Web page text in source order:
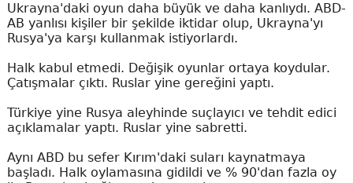
Ukrayna'daki oyun daha büyük ve daha kanlıydı. ABD-
AB yanlısı kişiler bir şekilde iktidar olup, Ukrayna'yı
Rusya'ya karşı kullanmak istiyorlardı.
Halk kabul etmedi. Değişik oyunlar ortaya koydular.
Çatışmalar çıktı. Ruslar yine gereğini yaptı.
Türkiye yine Rusya aleyhinde suçlayıcı ve tehdit edici
açıklamalar yaptı. Ruslar yine sabretti.
Aynı ABD bu sefer Kırım'daki suları kaynatmaya
başladı. Halk oylamasına gidildi ve % 90'dan fazla oy